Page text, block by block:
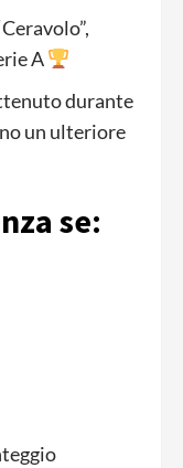
A
durante
un ulteriore
se: